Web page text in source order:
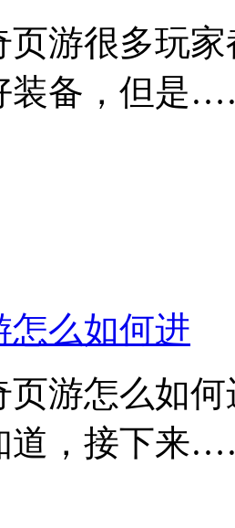
很多玩家
装备，但是
怎么如何进
怎么如何
道，接下来